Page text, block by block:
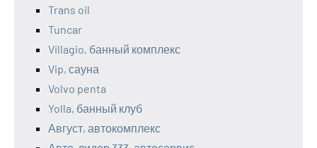
Trans oil
Tuncar
Villagio, банный комплекс
Vip, сауна
Volvo penta
Yolla, банный клуб
Август, автокомплекс